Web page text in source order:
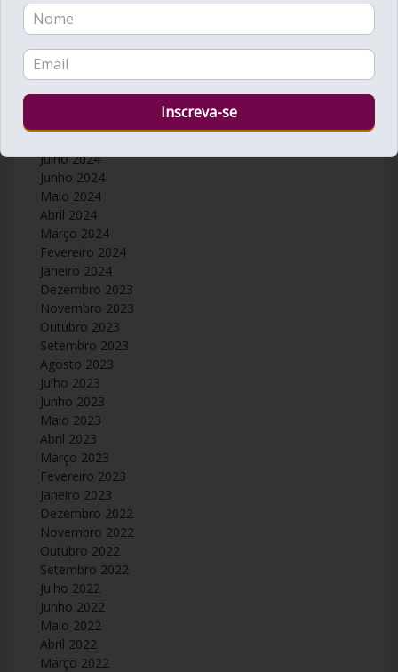
Março 2025
Fevereiro 2025
Janeiro 2025
Dezembro 2024
Novembro 2024
Julho 2024
Junho 2024
Maio 2024
Abril 2024
Março 2024
Fevereiro 2024
Janeiro 2024
Dezembro 2023
Novembro 2023
Outubro 2023
Setembro 2023
Agosto 2023
Julho 2023
Junho 2023
Maio 2023
Abril 2023
Março 2023
Fevereiro 2023
Janeiro 2023
Dezembro 2022
Novembro 2022
Outubro 2022
Setembro 2022
Julho 2022
Junho 2022
Maio 2022
Abril 2022
Março 2022